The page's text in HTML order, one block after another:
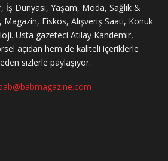
İş Dünyası, Yaşam, Moda, Sağlık &
Fiskos, Alışveriş Saati, Konuk
Usta gazeteci Atılay Kandemir,
açıdan hem de kaliteli içeriklerle
sizlerle paylaşıyor.